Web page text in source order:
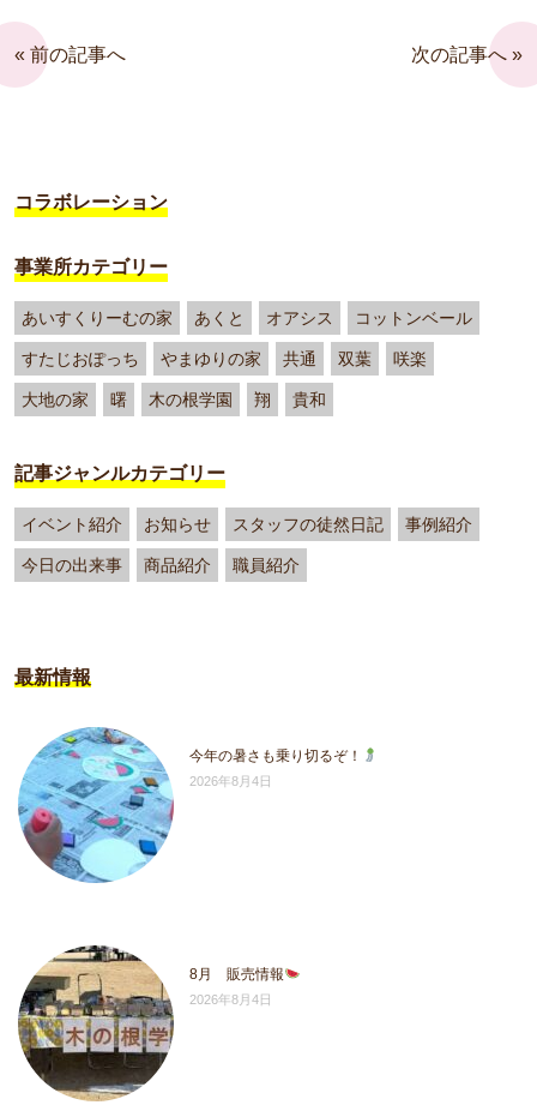
« 前の記事へ 次の記事へ »
コラボレーション
事業所カテゴリー
あいすくりーむの家 あくと オアシス コットンベール
すたじおぽっち やまゆりの家 共通 双葉 咲楽
大地の家 曙 木の根学園 翔 貴和
記事ジャンルカテゴリー
イベント紹介 お知らせ スタッフの徒然日記 事例紹介
今日の出来事 商品紹介 職員紹介
最新情報
今年の暑さも乗り切るぞ！
2026年8月4日
8月 販売情報
2026年8月4日